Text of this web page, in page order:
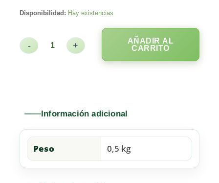
Disponibilidad: Hay existencias
- +
AÑADIR AL
CARRITO
Información adicional
Peso 0,5 kg